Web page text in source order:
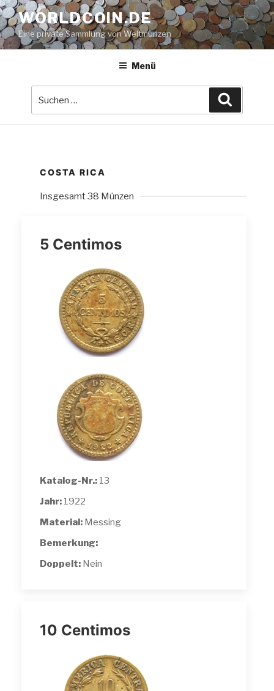
Zum
Inhalt
springen
WORLDCOIN.DE
Eine private Sammlung von Weltmünzen
Menü
COSTA RICA
Insgesamt 38 Münzen
5 Centimos
Katalog-Nr.: 13
Jahr: 1922
Material: Messing
Bemerkung:
Doppelt: Nein
10 Centimos